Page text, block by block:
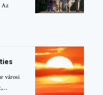
Az
városi